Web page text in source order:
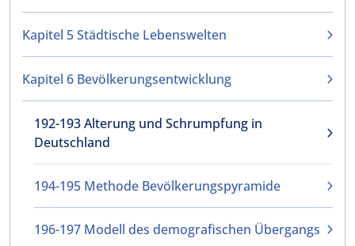
Kapitel 5 Städtische Lebenswelten
Kapitel 6 Bevölkerungsentwicklung
192-193 Alterung und Schrumpfung in
Deutschland
194-195 Methode Bevölkerungspyramide
196-197 Modell des demografischen Übergangs